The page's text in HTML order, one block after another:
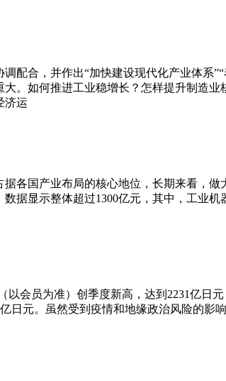
配合，并作出“加快建设现代化产业体系
。如何推进工业稳增长？怎样提升制造
济运
各国产业布局的核心地位，长期来看，
据显示整体超过1300亿元，其中，工业
会员为准）创季度新高，达到2231亿日
日元。虽然受到疫情和地缘政治风险的